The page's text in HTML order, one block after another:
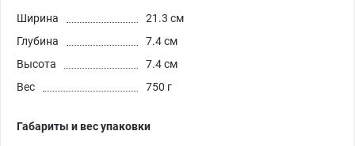
Ширина
21.3 см
Глубина
7.4 см
Высота
7.4 см
Вес
750 г
Габариты и вес упаковки